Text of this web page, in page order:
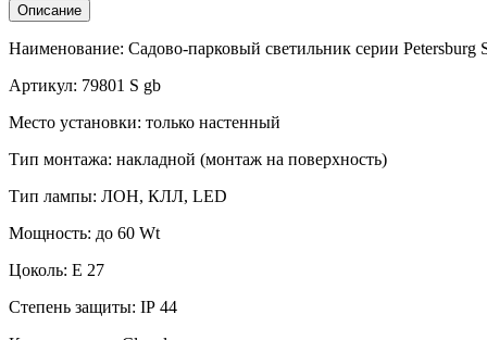
Описание
Наименование: Садово-парковый светильник серии Petersburg
Артикул: 79801 S gb
Место установки: только настенный
Тип монтажа: накладной (монтаж на поверхность)
Тип лампы: ЛОН, КЛЛ, LED
Мощность: до 60 Wt
Цоколь: E 27
Степень защиты: IP 44